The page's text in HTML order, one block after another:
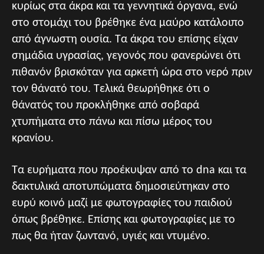
κυρίως στα άκρα και τα γεννητικά όργανα, ενώ
στο στομάχι του βρέθηκε ένα μαύρο κατάλοιπο
από άγνωστη ουσία. Τα άκρα του επίσης είχαν
σημάδια υγρασίας, γεγονός που φανερώνει ότι
πιθανόν βρισκόταν για αρκετή ώρα στο νερό πριν
τον θάνατό του. Τελικά θεωρήθηκε ότι ο
θάνατός του προκλήθηκε από σοβαρά
χτυπήματα στο πάνω και πίσω μέρος του
κρανίου.
Τα ευρήματα που προέκυψαν από το dna και τα
δακτυλικά αποτυπώματα δημοσιεύτηκαν στο
ευρύ κοινό μαζί με φωτογραφίες του παιδιού
όπως βρέθηκε. Επίσης και φωτογραφίες με το
πως θα ήταν ζωντανό, υγιές και ντυμένο.